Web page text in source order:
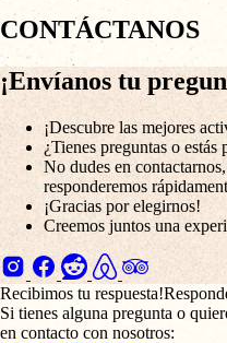
CONTÁCTANOS
¡Envíanos tu
¡Descubre las mejores
¿Tienes preguntas o
No dudes en
responderemos
¡Gracias por elegirnos!
Creemos juntos una
Recibimos tu respuesta!
Si tienes alguna pregunta o
en contacto con nosotros: